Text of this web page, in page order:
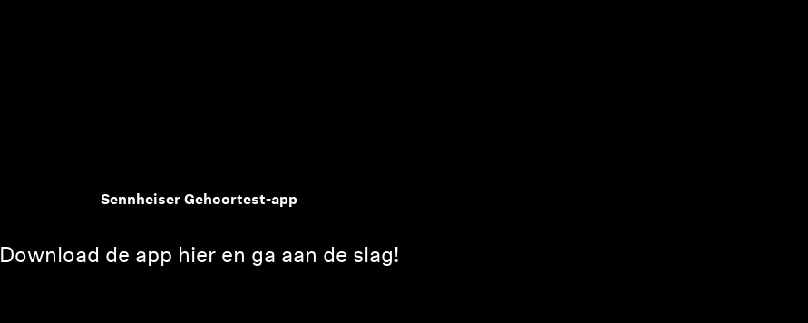
Sennheiser Gehoortest-app
Download de app hier en ga aan de slag!